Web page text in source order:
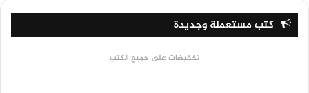
كتب مستعملة وجديدة
تخفيضات على جميع الكتب